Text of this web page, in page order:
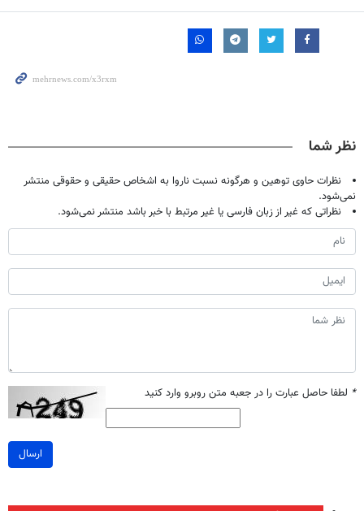
نظر شما
نظرات حاوی توهین و هرگونه نسبت ناروا به اشخاص حقیقی و حقوقی منتشر
نمی‌شود.
نظراتی که غیر از زبان فارسی یا غیر مرتبط با خبر باشد منتشر نمی‌شود.
* لطفا حاصل عبارت را در جعبه متن روبرو وارد کنید
ارسال